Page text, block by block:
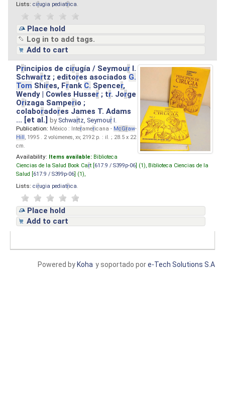
Lists: cirugia pediatrica
Place hold
Log in to add tags.
Add to cart
Principios de cirugía / Seymour I.
Schwartz ; editores asociados G.
Tom Shires, Frank C. Spencer,
Wendy | Cowles Husser ; tr. Jorge
Orizaga Samperio ;
colaboradores James T. Adams
... [et al.]by Schwartz, Seymour I.
Publication: México : Interamericana - McGraw-
Hill, 1995 . 2 volúmenes, xv, 2192 p. : il. ; 28.5 x 22
cm.
Availability: Items available: Biblioteca
Ciencias de la Salud Book Cart [ 617.9 / S399p-06 ] (1), Biblioteca Ciencias de la
Salud [ 617.9 / S399p-06 ] (1),
Lists: cirugia pediatrica
Place hold
Add to cart
y soportado pore-Tech Solutions S.A
Powered by Koha